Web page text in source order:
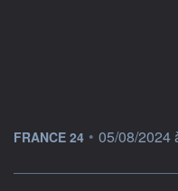
information fournie par
FRANCE 24 • 05/08/2024